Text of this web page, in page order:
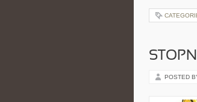
POSTED